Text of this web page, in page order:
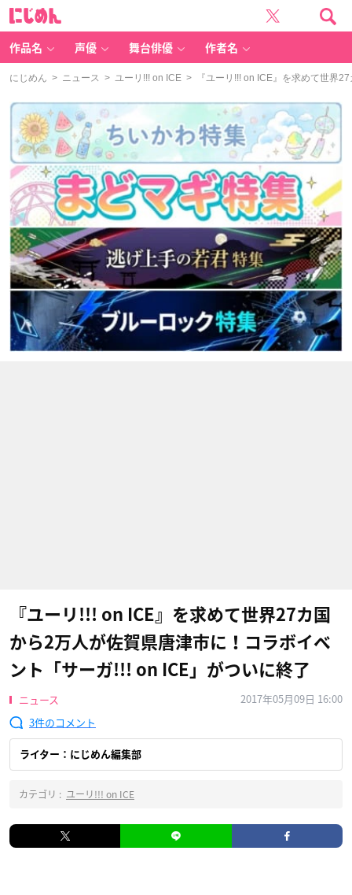
作品名 声優 舞台俳優 作者名
にじめん > ニュース > ユーリ!!! on ICE > 『ユーリ!!! on ICE』を求めて世界
『ユーリ!!! on ICE』を求めて世界27カ国
から2万人が佐賀県唐津市に！コラボイベ
ント「サーガ!!! on ICE」がついに終了
ニュース
2017年05月09日 16:00
3
ライター：にじめん編集部
カテゴリ : ユーリ!!! on ICE